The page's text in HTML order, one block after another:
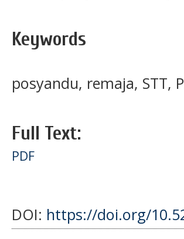
Keywords
posyandu, remaja, STT,
Full Text:
PDF
DOI: https://doi.org/